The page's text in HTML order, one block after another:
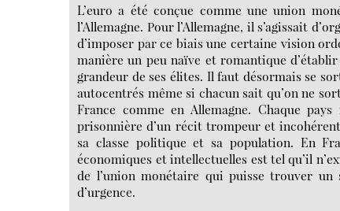
L’euro a été conçue comme une union
l’Allemagne. Pour l’Allemagne, il s’agissait
d’imposer par ce biais une certaine vision
manière un peu naïve et romantique
grandeur de ses élites. Il faut désormais se
autocentrés même si chacun sait qu’on ne
France comme en Allemagne. Chaque
prisonnière d’un récit trompeur et
sa classe politique et sa population. En
économiques et intellectuelles est tel qu’il
de l’union monétaire qui puisse trouver
d’urgence.